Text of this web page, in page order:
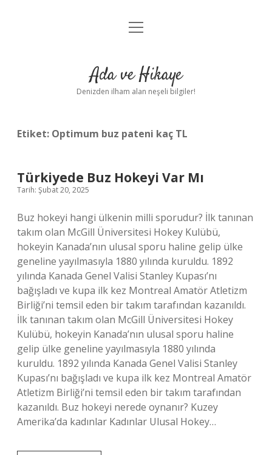
Anasayfa
Yasal Uyarı
menüyü
Ada ve Hikaye
Denizden ilham alan neşeli bilgiler!
Etiket: Optimum buz pateni kaç TL
Türkiyede Buz Hokeyi Var Mı
Tarih: Şubat 20, 2025
Buz hokeyi hangi ülkenin milli sporudur? İlk tanınan
takım olan McGill Üniversitesi Hokey Kulübü,
hokeyin Kanada’nın ulusal sporu haline gelip ülke
geneline yayılmasıyla 1880 yılında kuruldu. 1892
yılında Kanada Genel Valisi Stanley Kupası’nı
bağışladı ve kupa ilk kez Montreal Amatör Atletizm
Birliği’ni temsil eden bir takım tarafından kazanıldı.
İlk tanınan takım olan McGill Üniversitesi Hokey
Kulübü, hokeyin Kanada’nın ulusal sporu haline
gelip ülke geneline yayılmasıyla 1880 yılında
kuruldu. 1892 yılında Kanada Genel Valisi Stanley
Kupası’nı bağışladı ve kupa ilk kez Montreal Amatör
Atletizm Birliği’ni temsil eden bir takım tarafından
kazanıldı. Buz hokeyi nerede oynanır? Kuzey
Amerika’da kadınlar Kadınlar Ulusal Hokey…